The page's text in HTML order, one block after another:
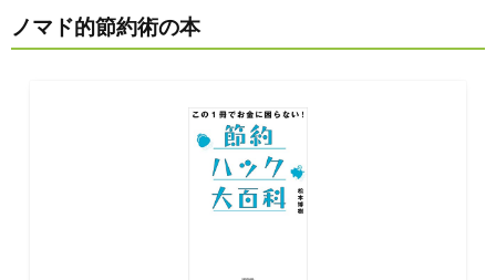
ノマド的節約術の本